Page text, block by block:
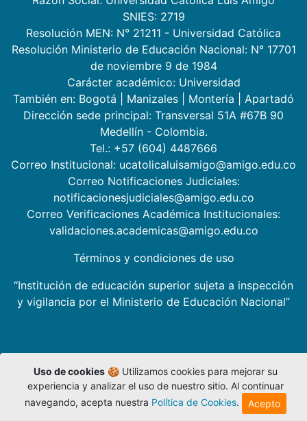
SNIES: 2719
Resolución MEN: N° 21211 - Universidad Católica
Resolución Ministerio de Educación Nacional: N° 17701
de noviembre 9 de 1984
Carácter académico: Universidad
También en: Bogotá Manizales Montería
Apartadó
Dirección sede principal: Transversal 51A #67B 90
Medellín - Colombia.
Tel.: +57 (604) 4487666
Correo Institucional: ucatolicaluisamigo@amigo.edu.co
Correo Notificaciones Judiciales:
notificacionesjudiciales@amigo.edu.co
Correo Verificaciones Académica Institucionales:
validaciones.academicas@amigo.edu.co
Términos y condiciones de uso
“Institución de educación superior sujeta a inspección
y vigilancia por el Ministerio de Educación Nacional”
Uso de cookies🍪 Utilizamos cookies para mejorar su
experiencia y analizar el uso de nuestro sitio. Al continuar
navegando, acepta nuestra Política de Cookies. Acepto